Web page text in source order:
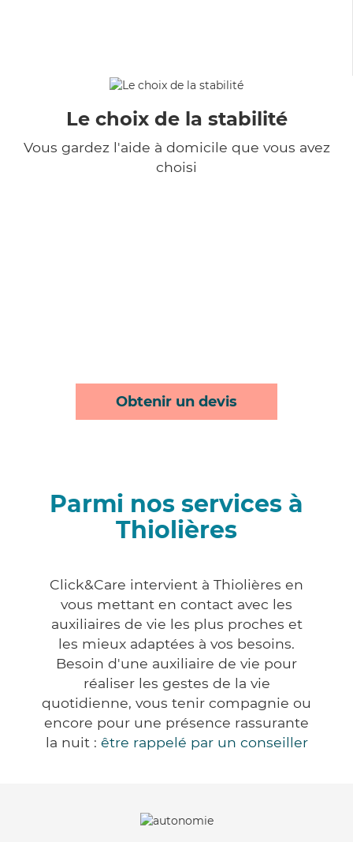
Le choix de la stabilité
Vous gardez l'aide à domicile que vous avez
choisi
Obtenir un devis
Parmi nos services à
Thiolières
Click&Care intervient à Thiolières en
vous mettant en contact avec les
auxiliaires de vie les plus proches et
les mieux adaptées à vos besoins.
Besoin d'une auxiliaire de vie pour
réaliser les gestes de la vie
quotidienne, vous tenir compagnie ou
encore pour une présence rassurante
la nuit : être rappelé par un conseiller